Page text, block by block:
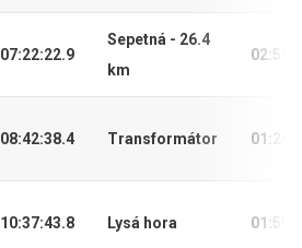
07:22:22.9
Sepetná - 26.4
km
08:42:38.4 Transformátor
10:37:43.8 Lysá hora